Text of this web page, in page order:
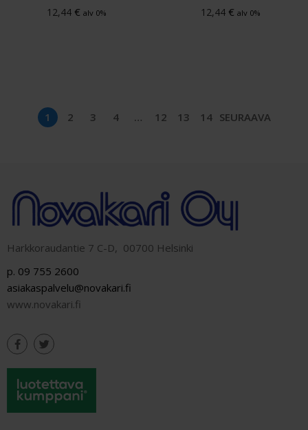
12,44 € alv 0%
12,44 € alv 0%
1 2 3 4 … 12 13 14 SEURAAVA
Harkkoraudantie 7 C-D, 00700 Helsinki
p. 09 755 2600
asiakaspalvelu@novakari.fi
www.novakari.fi